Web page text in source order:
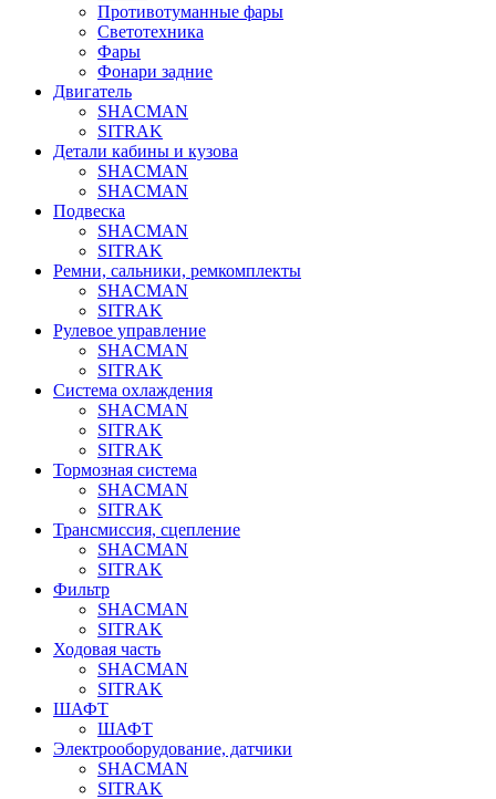
Противотуманные фары
Светотехника
Фары
Фонари задние
Двигатель
SHACMAN
SITRAK
Детали кабины и кузова
SHACMAN
SHACMAN
Подвеска
SHACMAN
SITRAK
Ремни, сальники, ремкомплекты
SHACMAN
SITRAK
Рулевое управление
SHACMAN
SITRAK
Система охлаждения
SHACMAN
SITRAK
SITRAK
Тормозная система
SHACMAN
SITRAK
Трансмиссия, сцепление
SHACMAN
SITRAK
Фильтр
SHACMAN
SITRAK
Ходовая часть
SHACMAN
SITRAK
ШАФТ
ШАФТ
Электрооборудование, датчики
SHACMAN
SITRAK